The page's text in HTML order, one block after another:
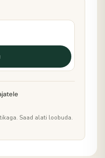
Saad alati loobuda.